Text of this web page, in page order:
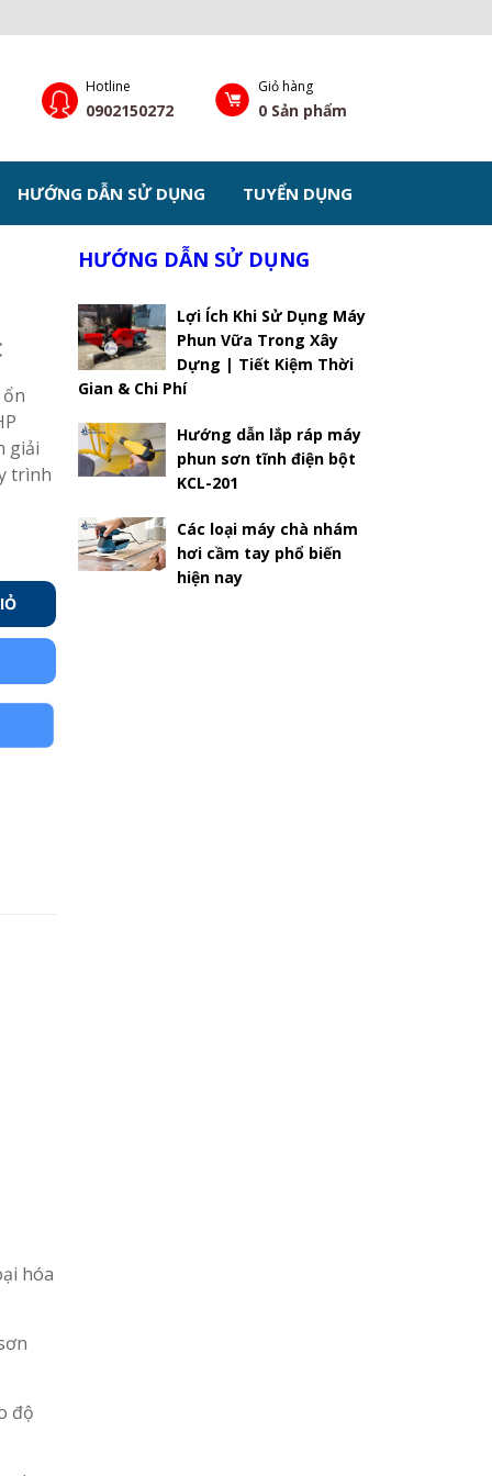
Hotline
0902150272
Giỏ hàng
0 Sản phẩm
HƯỚNG DẪN SỬ DỤNG TUYỂN DỤNG
giải
trình
hóa
độ
HƯỚNG DẪN SỬ DỤNG
Lợi Ích Khi Sử Dụng Máy
Phun Vữa Trong Xây
Dựng | Tiết Kiệm Thời
Gian & Chi Phí
Hướng dẫn lắp ráp máy
phun sơn tĩnh điện bột
KCL-201
Các loại máy chà nhám
hơi cầm tay phổ biến
hiện nay